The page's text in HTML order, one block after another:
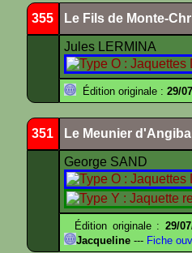
355 Le Fils de Monte-
Jules LERMINA
Édition originale : 29/
351 Le Meunier
George SAND
Édition originale : 29/
Jacqueline --- Fiche